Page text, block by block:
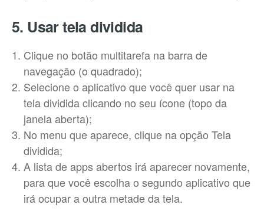
5. Usar tela dividida
Clique no botão multitarefa na barra de
navegação (o quadrado);
Selecione o aplicativo que você quer usar na
tela dividida clicando no seu ícone (topo da
janela aberta);
No menu que aparece, clique na opção Tela
dividida;
A lista de apps abertos irá aparecer novamente,
para que você escolha o segundo aplicativo que
irá ocupar a outra metade da tela.